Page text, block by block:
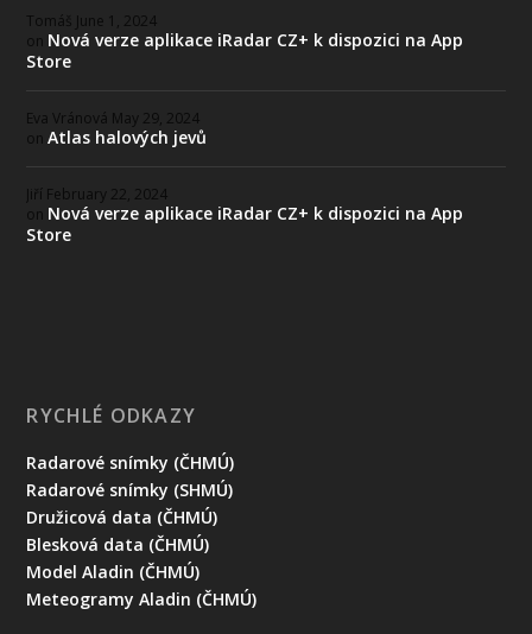
Tomáš
June 1, 2024
on Nová verze aplikace iRadar CZ+ k dispozici na App
Store
Eva Vránová May 29, 2024
onAtlas halových jevů
Jiří February 22, 2024
on Nová verze aplikace iRadar CZ+ k dispozici na App
Store
RYCHLÉ ODKAZY
Radarové snímky (ČHMÚ)
Radarové snímky (SHMÚ)
Družicová data (ČHMÚ)
Blesková data (ČHMÚ)
Model Aladin (ČHMÚ)
Meteogramy Aladin (ČHMÚ)